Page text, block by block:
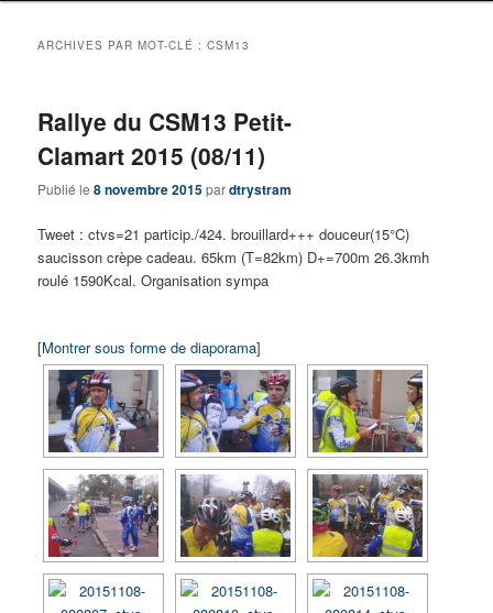
ARCHIVES PAR MOT-CLÉ :CSM13
Rallye du CSM13 Petit-
Clamart 2015 (08/11)
Publié le8 novembre 2015pardtrystram
Tweet : ctvs=21 particip./424. brouillard+++ douceur(15°C)
saucisson crèpe cadeau. 65km (T=82km) D+=700m 26.3kmh
roulé 1590Kcal. Organisation sympa
[Montrer sous forme de diaporama]